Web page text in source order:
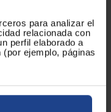
para analizar el
relacionada con
perfil elaborado a
ejemplo, páginas